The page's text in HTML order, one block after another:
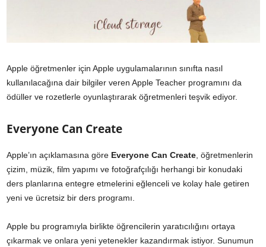
Apple öğretmenler için Apple uygulamalarının sınıfta nasıl
kullanılacağına dair bilgiler veren Apple Teacher programını da
ödüller ve rozetlerle oyunlaştırarak öğretmenleri teşvik ediyor.
Everyone Can Create
Apple’ın açıklamasına göre Everyone Can Create, öğretmenlerin
çizim, müzik, film yapımı ve fotoğrafçılığı herhangi bir konudaki
ders planlarına entegre etmelerini eğlenceli ve kolay hale getiren
yeni ve ücretsiz bir ders programı.
Apple bu programıyla birlikte öğrencilerin yaratıcılığını ortaya
çıkarmak ve onlara yeni yetenekler kazandırmak istiyor. Sunumun